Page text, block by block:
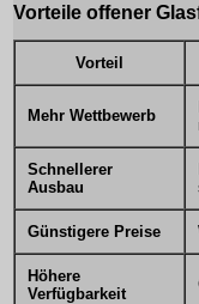
Vorteile offener
Vorteil
Mehr Wettbewerb
Schnellerer
Ausbau
Günstigere Preise
Höhere
Verfügbarkeit